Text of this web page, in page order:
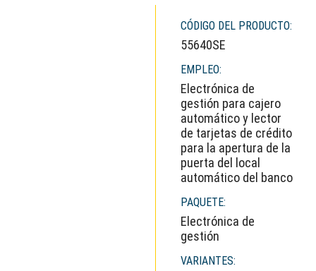
CÓDIGO DEL PRODUCTO:
55640SE
EMPLEO:
Electrónica de
gestión para cajero
automático y lector
de tarjetas de crédito
para la apertura de la
puerta del local
automático del banco
PAQUETE:
Electrónica de
gestión
VARIANTES: